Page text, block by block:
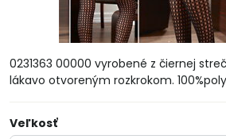
0231363 00000 vyrobené z čiernej
lákavo otvoreným rozkrokom.
Veľkosť